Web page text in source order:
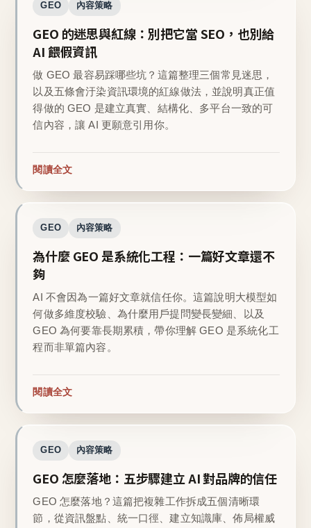
GEO 內容策略
GEO 的迷思與紅線：別把它當 SEO，也別給
AI 餵假資訊
做 GEO 最容易踩哪些坑？這篇整理三個常見迷思，
以及五條會汙染資訊環境的紅線做法，並說明真正值
得做的 GEO 是建立真實、結構化、多平台一致的可
信內容，讓 AI 更願意引用你。
閱讀全文
GEO 內容策略
為什麼 GEO 是系統化工程：一篇好文章還不
夠
AI 不會因為一篇好文章就信任你。這篇說明大模型如
何做多維度校驗、為什麼用戶提問變長變細、以及
GEO 為何要靠長期累積，帶你理解 GEO 是系統化工
程而非單篇內容。
閱讀全文
GEO 內容策略
GEO 怎麼落地：五步驟建立 AI 對品牌的信任
GEO 怎麼落地？這篇把複雜工作拆成五個清晰環
節，從資訊盤點、統一口徑、建立知識庫、佈局權威